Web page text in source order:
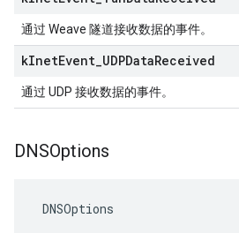
通过 Weave 隧道接收数据的事件。
kInetEvent UDPDataReceived
通过 UDP 接收数据的事件。
DNSOptions
DNSOptions